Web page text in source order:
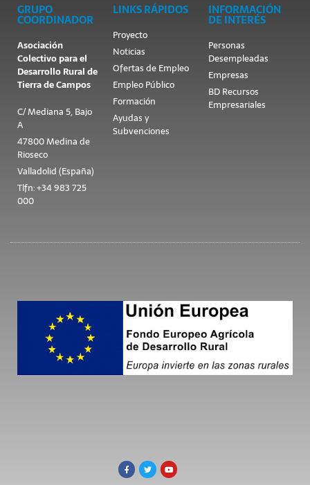
GRUPO
COORDINADOR
Asociación
Colectivo para el
Desarrollo Rural de
Tierra de Campos
C/ Mediana 5, Bajo
A
47800 Medina de
Rioseco
Valladolid (España)
Tlfn: +34 983 725
000
LINKS RÁPIDOS
Proyecto
Noticias
Ofertas de Empleo
Empleo Público
Formación
Ayudas y
Subvenciones
INFORMACIÓN
DE INTERÉS
Personas
Desempleadas
Empresas
BD Recursos
Empresariales